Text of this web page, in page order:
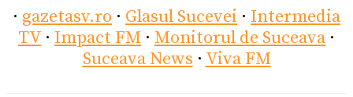
· gazetasv.ro · Glasul Sucevei · Intermedia
TV · Impact FM · Monitorul de Suceava ·
Suceava News · Viva FM